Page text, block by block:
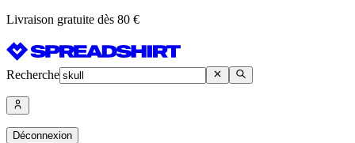
Livraison gratuite dès 80 €
Recherche
Déconnexion